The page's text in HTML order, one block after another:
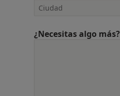
¿Necesitas algo más?